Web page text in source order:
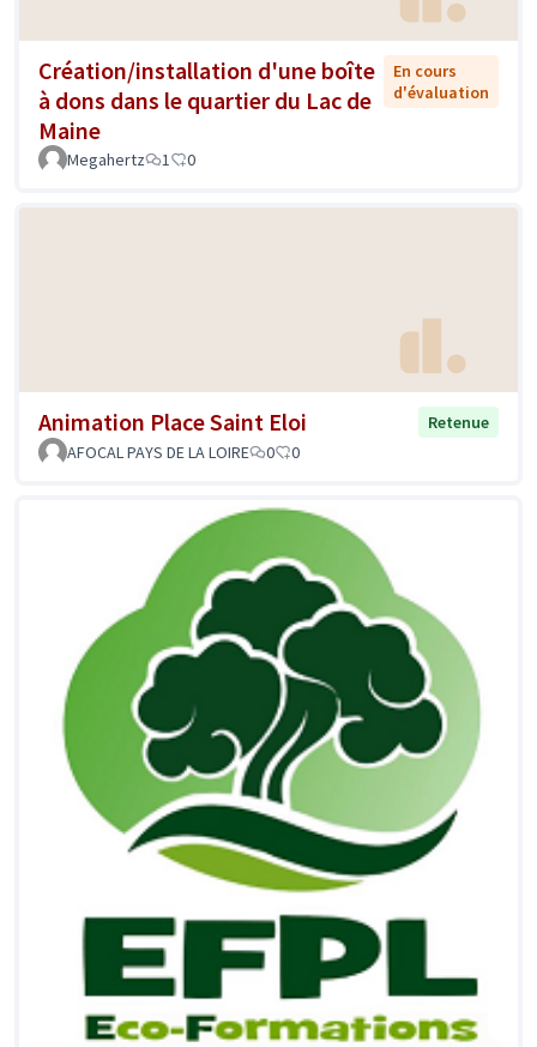
Création/installation d'une boîte
à dons dans le quartier du Lac de
Maine
En cours
d'évaluation
Megahertz 1 0
Animation Place Saint Eloi
Retenue
AFOCAL PAYS DE LA LOIRE
0 0